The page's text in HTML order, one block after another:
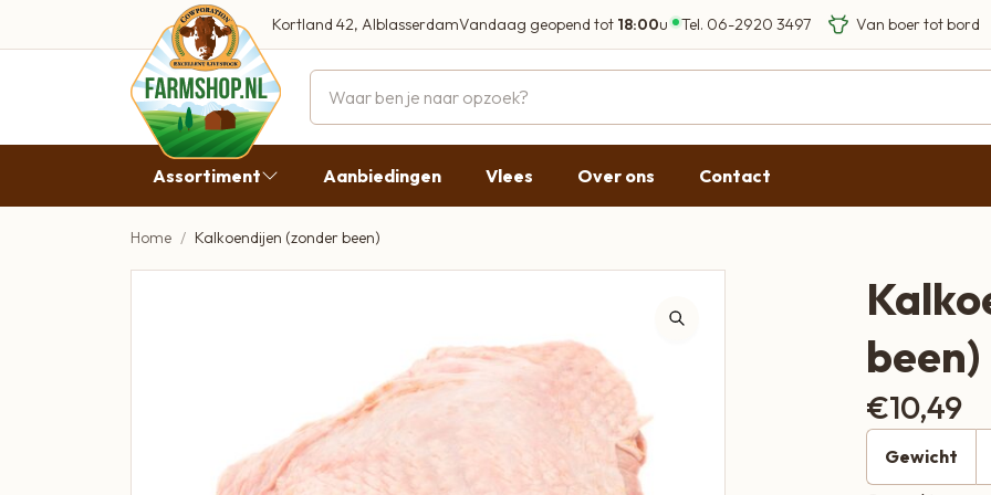
Kortland 42, AlblasserdamVandaag geopend tot 18:00u
Woensdag 09:00 - 17:30
Vrijdag 09:00 - 18:00
09:00 - 17:30
Zondag
Tel. 06-2920 3497
Eigen Limousin
Eerlijke
Assortiment
Boeren Roomijs
Desembrood
Aanbiedingen Vlees Over ons Contact
Home Kalkoendijen (zonder been)
been)
€10,49
Gewicht